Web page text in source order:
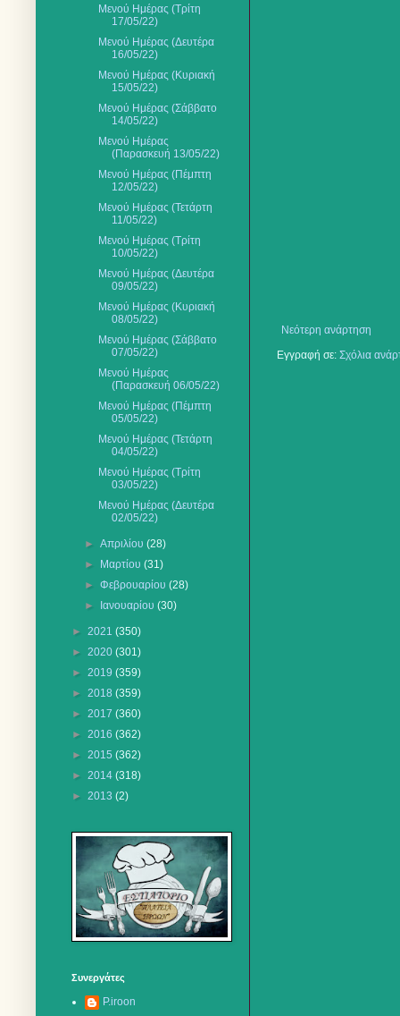
Νεότερη ανάρτηση
Εγγραφή σε: Σχόλια
Μενού Ημέρας (Τρίτη
17/05/22)
Μενού Ημέρας (Δευτέρα
16/05/22)
Μενού Ημέρας (Κυριακή
15/05/22)
Μενού Ημέρας (Σάββατο
14/05/22)
Μενού Ημέρας
(Παρασκευή 13/05/22)
Μενού Ημέρας (Πέμπτη
12/05/22)
Μενού Ημέρας (Τετάρτη
11/05/22)
Μενού Ημέρας (Τρίτη
10/05/22)
Μενού Ημέρας (Δευτέρα
09/05/22)
Μενού Ημέρας (Κυριακή
08/05/22)
Μενού Ημέρας (Σάββατο
07/05/22)
Μενού Ημέρας
(Παρασκευή 06/05/22)
Μενού Ημέρας (Πέμπτη
05/05/22)
Μενού Ημέρας (Τετάρτη
04/05/22)
Μενού Ημέρας (Τρίτη
03/05/22)
Μενού Ημέρας (Δευτέρα
02/05/22)
►Απριλίου(28)
►
Μαρτίου(31)
►Φεβρουαρίου(28)
►
Ιανουαρίου(30)
► 2021 (350)
► 2020 (301)
► 2019 (359)
► 2018 (359)
► 2017 (360)
► 2016 (362)
► 2015 (362)
► 2014 (318)
► 2013 (2)
Συνεργάτες
P.iroon